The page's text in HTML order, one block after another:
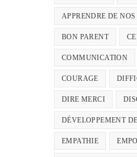
APPRENDRE DE NOS
BON PARENT
COMMUNICATION
COURAGE
DIRE MERCI
DÉVELOPPEMENT
EMPATHIE